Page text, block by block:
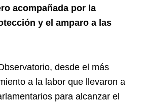
acompañada por la
y el amparo a las
desde el más
a la labor que llevaron a
para alcanzar el